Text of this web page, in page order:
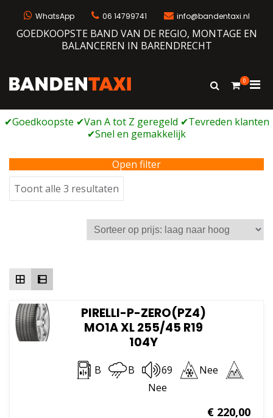
WhatsApp 06 14799741 info@bandentaxi.nl
GOEDKOOPSTE BAND VAN DE REGIO, MONTAGE EN
BALANCEREN IN BARENDRECHT
Bandengarage met eigen webshop
Toon
0
voor
Open filter
Toont alle 3 resultaten
op
prijs:
laag
PIRELLI-P-ZERO(PZ4)
MO1A XL 255/45 R19
104Y
B B 69
Nee
Nee
€220,00